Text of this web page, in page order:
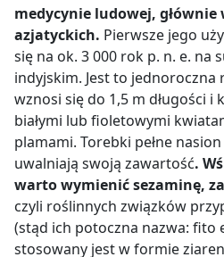
medycynie ludowej,
azjatyckich. Pierwsze jego
się na ok. 3 000 rok p. n. e. na
indyjskim. Jest to jednoroczna
wznosi się do 1,5 m długości i
białymi lub fioletowymi
plamami. Torebki pełne
uwalniają swoją zawartość.
warto wymienić sezaminę,
czyli roślinnych związków
(stąd ich potoczna nazwa: fito
stosowany jest w formie